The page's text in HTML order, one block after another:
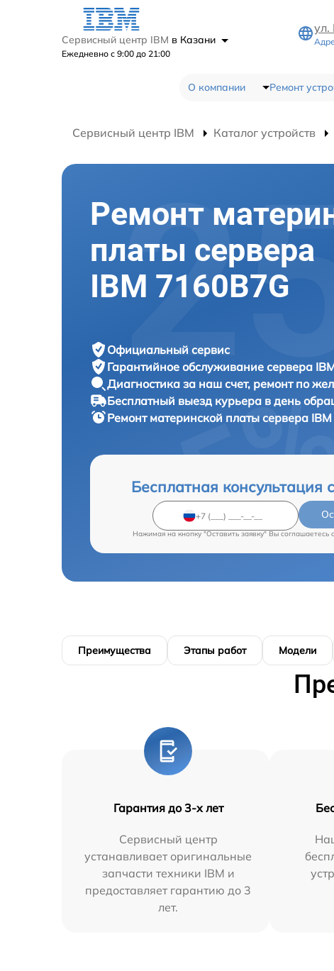
Сервисный центр IBM в Казани
Ежедневно с 9:00 до 21:00
ул.
О компании Ремонт
Сервисный центр IBM Каталог устройств
Ремонт
платы сервера
IBM 7160B7G
Официальный сервис
Гарантийное обслуживание сервера
Диагностика за наш счет, ремонт по
Бесплатный выезд курьера в день
Ремонт материнской платы сервера
Бесплатная консультация
Нажимая на кнопку "Оставить заявку" Вы соглашаетесь c
Преимущества Этапы работ Модели
Гарантия до 3-х лет
Сервисный центр
устанавливает оригинальные
запчасти техники IBM и
предоставляет гарантию до 3
лет.